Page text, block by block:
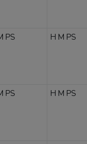
PS H M PS
PS H M PS